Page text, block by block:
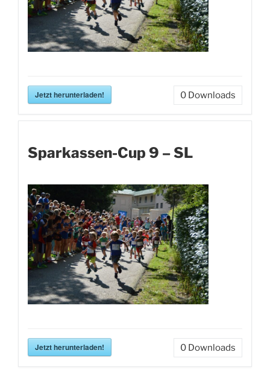
Jetzt herunterladen! 0 Downloads
Sparkassen-Cup 9 – SL
Jetzt herunterladen! 0 Downloads